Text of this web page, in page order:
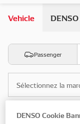
Vehicle
Passenger
Sélectionnez la
Sélectionnez le
DENSO Cookie